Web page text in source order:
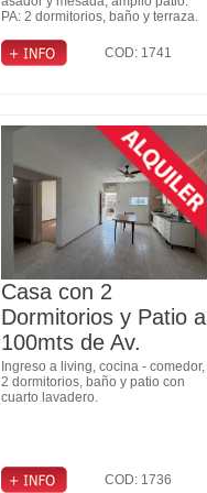
PA: 2 dormitorios, baño y terraza.
COD: 1741
Casa con 2
Dormitorios y Patio a
100mts de Av.
Peñaloza
Ingreso a living, cocina - comedor,
2 dormitorios, baño y patio con
cuarto lavadero.
COD: 1736